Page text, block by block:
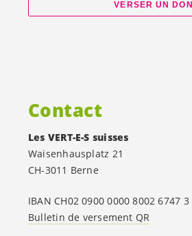
VERSER UN DON
Contact
Les VERT-E-S suisses
Waisenhausplatz 21
CH-3011 Berne
IBAN CH02 0900 0000 8002 6747 3
Bulletin de versement QR